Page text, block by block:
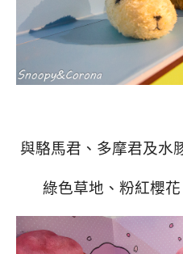
與駱馬君、多摩君及水
綠色草地、粉紅櫻